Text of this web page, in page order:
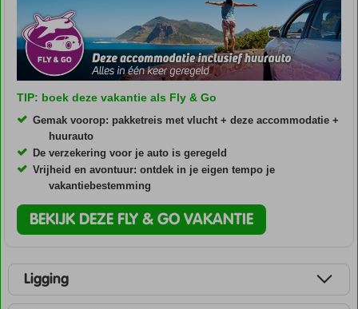
TIP: boek deze vakantie als Fly & Go
Gemak voorop: pakketreis met vlucht + deze accommodatie +
huurauto
De verzekering voor je auto is geregeld
Vrijheid en avontuur: ontdek in je eigen tempo je
vakantiebestemming
BEKIJK DEZE FLY & GO VAKANTIE
Ligging